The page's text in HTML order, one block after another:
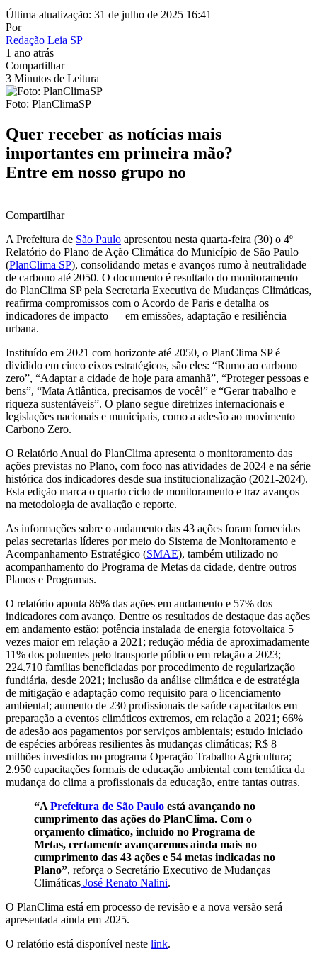
Última atualização: 31 de julho de 2025 16:41
Por
Redação Leia SP
1 ano atrás
Compartilhar
3 Minutos de Leitura
Foto: PlanClimaSP
Quer receber as notícias mais
importantes em primeira mão?
Entre em nosso grupo no
Compartilhar
A Prefeitura de São Paulo apresentou nesta quarta-feira (30) o 4º
Relatório do Plano de Ação Climática do Município de São Paulo
(PlanClima SP), consolidando metas e avanços rumo à neutralidade
de carbono até 2050. O documento é resultado do monitoramento
do PlanClima SP pela Secretaria Executiva de Mudanças Climáticas,
reafirma compromissos com o Acordo de Paris e detalha os
indicadores de impacto — em emissões, adaptação e resiliência
urbana.
Instituído em 2021 com horizonte até 2050, o PlanClima SP é
dividido em cinco eixos estratégicos, são eles: “Rumo ao carbono
zero”, “Adaptar a cidade de hoje para amanhã”, “Proteger pessoas e
bens”, “Mata Atlântica, precisamos de você!” e “Gerar trabalho e
riqueza sustentáveis”. O plano segue diretrizes internacionais e
legislações nacionais e municipais, como a adesão ao movimento
Carbono Zero.
O Relatório Anual do PlanClima apresenta o monitoramento das
ações previstas no Plano, com foco nas atividades de 2024 e na série
histórica dos indicadores desde sua institucionalização (2021-2024).
Esta edição marca o quarto ciclo de monitoramento e traz avanços
na metodologia de avaliação e reporte.
As informações sobre o andamento das 43 ações foram fornecidas
pelas secretarias líderes por meio do Sistema de Monitoramento e
Acompanhamento Estratégico (SMAE), também utilizado no
acompanhamento do Programa de Metas da cidade, dentre outros
Planos e Programas.
O relatório aponta 86% das ações em andamento e 57% dos
indicadores com avanço. Dentre os resultados de destaque das ações
em andamento estão: potência instalada de energia fotovoltaica 5
vezes maior em relação a 2021; redução média de aproximadamente
11% dos poluentes pelo transporte público em relação a 2023;
224.710 famílias beneficiadas por procedimento de regularização
fundiária, desde 2021; inclusão da análise climática e de estratégia
de mitigação e adaptação como requisito para o licenciamento
ambiental; aumento de 230 profissionais de saúde capacitados em
preparação a eventos climáticos extremos, em relação a 2021; 66%
de adesão aos pagamentos por serviços ambientais; estudo iniciado
de espécies arbóreas resilientes às mudanças climáticas; R$ 8
milhões investidos no programa Operação Trabalho Agricultura;
2.950 capacitações formais de educação ambiental com temática da
mudança do clima a profissionais da educação, entre tantas outras.
“A Prefeitura de São Paulo está avançando no
cumprimento das ações do PlanClima. Com o
orçamento climático, incluído no Programa de
Metas, certamente avançaremos ainda mais no
cumprimento das 43 ações e 54 metas indicadas no
Plano”, reforça o Secretário Executivo de Mudanças
Climáticas José Renato Nalini.
O PlanClima está em processo de revisão e a nova versão será
apresentada ainda em 2025.
O relatório está disponível neste link.